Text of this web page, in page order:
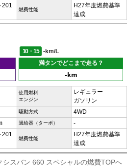
201
燃費性能
H27年度燃費基準
達成
10・15
-km/L
満タンでどこまで走る？
-km
使用燃料
エンジン
レギュラー
ガソリン
駆動方式 4WD
過給器（ターボ） -
201
燃費性能
H27年度燃費基準
達成
シスバン 660 スペシャルの燃費TOPへ